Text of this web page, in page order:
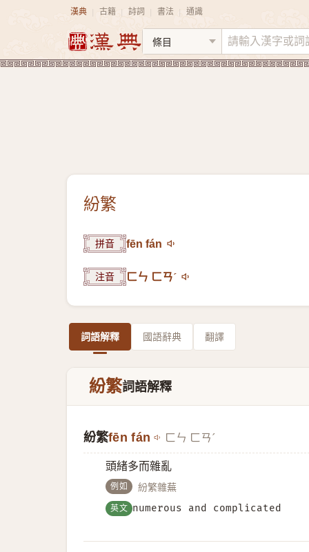
漢典 古籍 詩詞 書法 通識
紛繁
拼音 fēn fán
注音 ㄈㄣ ㄈㄢˊ
詞語解釋 國語辭典 翻譯
紛繁詞語解釋
紛繁fēn fán ㄈㄣ ㄈㄢˊ
頭緒多而雜亂
例如 紛繁雜蕪
英文 numerous and complicated